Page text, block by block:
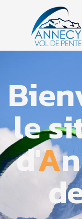
le
d'A